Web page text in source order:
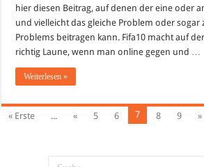
hier diesen Beitrag, auf denen der eine oder
und vielleicht das gleiche Problem oder sogar
Problems beitragen kann. Fifa10 macht auf
richtig Laune, wenn man online gegen und …
Weiterlesen »
« Erste ... « 5 6 7 8 9 »